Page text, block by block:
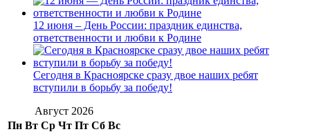
12 июня – День России: праздник единства,
ответственности и любви к Родине
Сегодня в Красноярске сразу двое наших ребят
вступили в борьбу за победу!
Август 2026
Пн Вт Ср Чт Пт Сб Вс